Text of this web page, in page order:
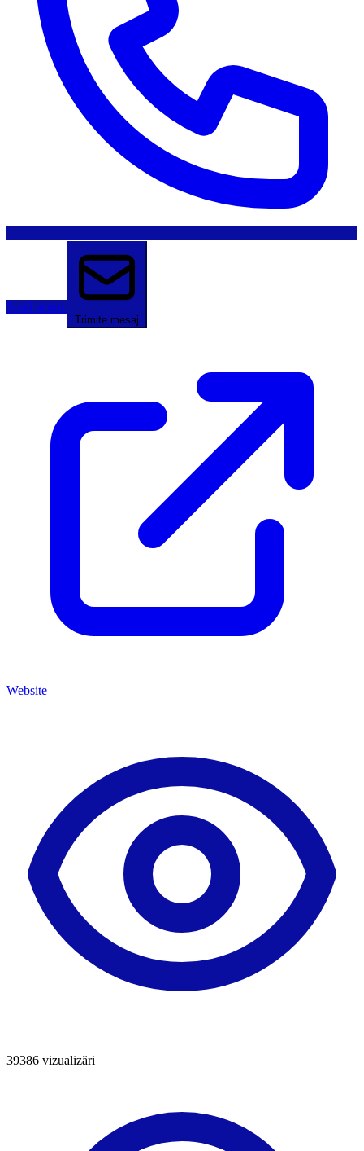
Sună acum
Trimite mesaj
Website
39386 vizualizări